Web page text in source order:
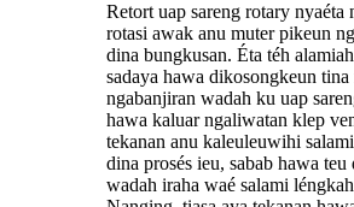
Retort uap sareng rotary nyaéta
rotasi awak anu muter pikeun
dina bungkusan. Éta téh
sadaya hawa dikosongkeun tina
ngabanjiran wadah ku uap
hawa kaluar ngaliwatan klep
tekanan anu kaleuleuwihi
dina prosés ieu, sabab hawa
wadah iraha waé salami